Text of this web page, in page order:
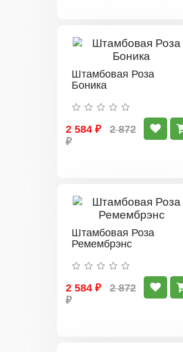
Штамбовая Роза
Боника
2 584 ₽
2 872
₽
Штамбовая Роза
Ремембрэнс
2 584 ₽
2 872
₽